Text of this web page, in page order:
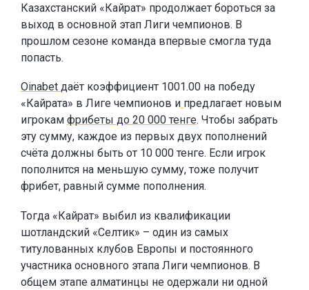
Казахстанский «Кайрат» продолжает бороться за
выход в основной этап Лиги чемпионов. В
прошлом сезоне команда впервые смогла туда
попасть.
Oinabet даёт коэффициент 1001.00 на победу
«Кайрата» в Лиге чемпионов и предлагает новым
игрокам фрибеты до 20 000 тенге. Чтобы забрать
эту сумму, каждое из первых двух пополнений
счёта должны быть от 10 000 тенге. Если игрок
пополнится на меньшую сумму, тоже получит
фрибет, равный сумме пополнения.
Тогда «Кайрат» выбил из квалификации
шотландский «Селтик» – один из самых
титулованных клубов Европы и постоянного
участника основного этапа Лиги чемпионов. В
общем этапе алматинцы не одержали ни одной